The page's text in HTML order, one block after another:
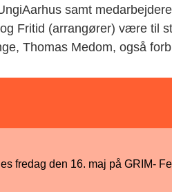
samt
Fritid (arrangører) være til
Thomas Medom, også
fredag den 16. maj på GRIM-